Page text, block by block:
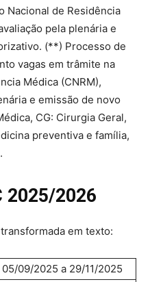
Nacional de Residência
pela plenária e
(**) Processo de
vagas em trâmite na
Médica (CNRM),
e emissão de novo
CG: Cirurgia Geral,
preventiva e família,
2025/2026
em texto:
05/09/2025 a 29/11/2025